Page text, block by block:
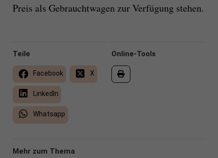
Preis als Gebrauchtwagen zur Verfügung stehen.
Online-Tools
Teile
Facebook X
LinkedIn
Whatsapp
Mehr zum Thema